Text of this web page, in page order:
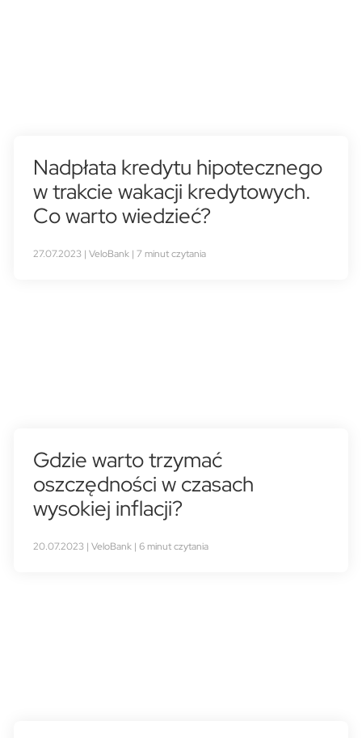
Nadpłata kredytu hipotecznego
w trakcie wakacji kredytowych.
Co warto wiedzieć?
27.07.2023 | VeloBank | 7 minut czytania
Gdzie warto trzymać
oszczędności w czasach
wysokiej inflacji?
20.07.2023 | VeloBank | 6 minut czytania